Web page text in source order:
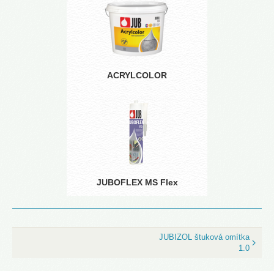
ACRYLCOLOR
JUBOFLEX MS Flex
JUBIZOL štuková omítka
1.0